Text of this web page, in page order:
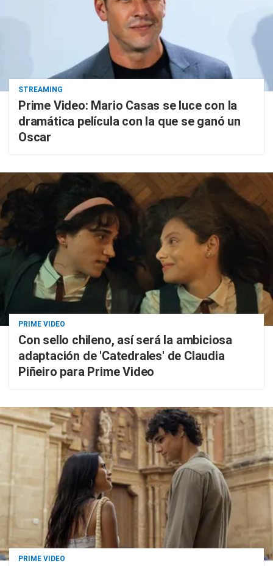
STREAMING
Prime Video: Mario Casas se luce con la
dramática película con la que se ganó un
Oscar
PRIME VIDEO
Con sello chileno, así será la ambiciosa
adaptación de 'Catedrales' de Claudia
Piñeiro para Prime Video
PRIME VIDEO